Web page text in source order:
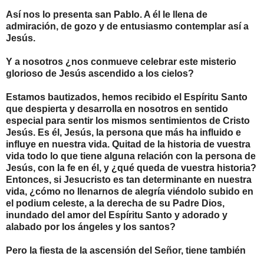
Así nos lo presenta san Pablo. A él le llena de
admiración, de gozo y de entusiasmo contemplar así a
Jesús.
Y a nosotros ¿nos conmueve celebrar este misterio
glorioso de Jesús ascendido a los cielos?
Estamos bautizados, hemos recibido el Espíritu Santo
que despierta y desarrolla en nosotros en sentido
especial para sentir los mismos sentimientos de Cristo
Jesús. Es él, Jesús, la persona que más ha influido e
influye en nuestra vida. Quitad de la historia de vuestra
vida todo lo que tiene alguna relación con la persona de
Jesús, con la fe en él, y ¿qué queda de vuestra historia?
Entonces, si Jesucristo es tan determinante en nuestra
vida, ¿cómo no llenarnos de alegría viéndolo subido en
el podium celeste, a la derecha de su Padre Dios,
inundado del amor del Espíritu Santo y adorado y
alabado por los ángeles y los santos?
Pero la fiesta de la ascensión del Señor, tiene también